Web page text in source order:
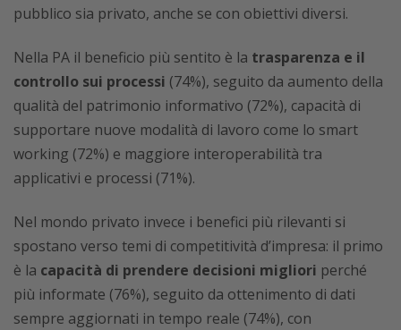
pubblico sia privato, anche se con obiettivi diversi.
Nella PA il beneficio più sentito è la trasparenza e il
controllo sui processi (74%), seguito da aumento della
qualità del patrimonio informativo (72%), capacità di
supportare nuove modalità di lavoro come lo smart
working (72%) e maggiore interoperabilità tra
applicativi e processi (71%).
Nel mondo privato invece i benefici più rilevanti si
spostano verso temi di competitività d’impresa: il primo
è la capacità di prendere decisioni migliori perché
più informate (76%), seguito da ottenimento di dati
sempre aggiornati in tempo reale (74%), con